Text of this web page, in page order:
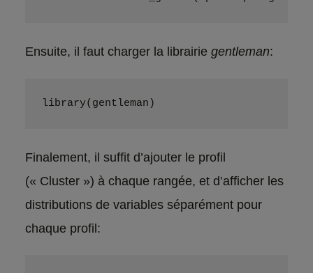
Ensuite, il faut charger la librairie gentleman:
library(gentleman)
Finalement, il suffit d’ajouter le profil
(« Cluster ») à chaque rangée, et d’afficher les
distributions de variables séparément pour
chaque profil: